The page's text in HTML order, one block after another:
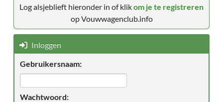
Log alsjeblieft hieronder in of klikom je te registreren
op Vouwwagenclub.info
Inloggen
Gebruikersnaam:
Wachtwoord: